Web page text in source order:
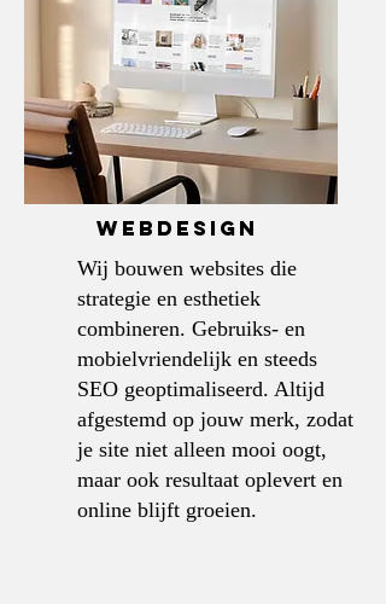
webdesign
Wij bouwen websites die
strategie en esthetiek
combineren. Gebruiks- en
mobielvriendelijk en steeds
SEO geoptimaliseerd. Altijd
afgestemd op jouw merk, zodat
je site niet alleen mooi oogt,
maar ook resultaat oplevert en
online blijft groeien.